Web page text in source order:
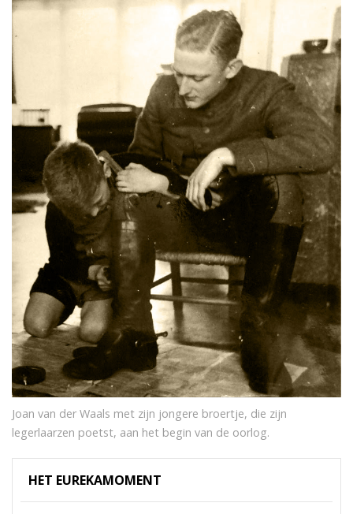
Joan van der Waals met zijn jongere broertje, die zijn
legerlaarzen poetst, aan het begin van de oorlog.
HET EUREKAMOMENT